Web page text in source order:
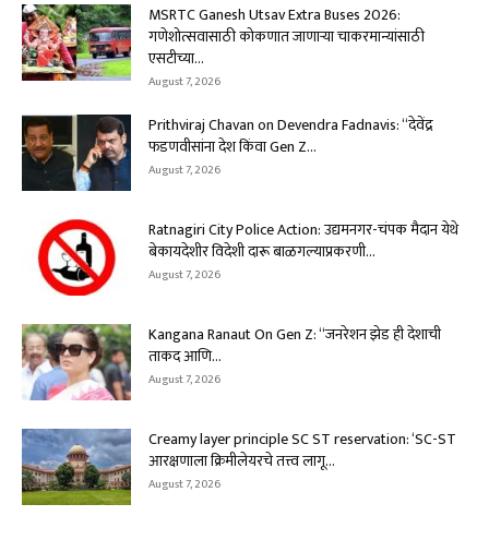
MSRTC Ganesh Utsav Extra Buses 2026:
गणेशोत्सवासाठी कोकणात जाणाऱ्या चाकरमान्यांसाठी
एसटीच्या...
August 7, 2026
Prithviraj Chavan on Devendra Fadnavis: “देवेंद्र
फडणवीसांना देश किंवा Gen Z...
August 7, 2026
Ratnagiri City Police Action: उद्यमनगर-चंपक मैदान येथे
बेकायदेशीर विदेशी दारू बाळगल्याप्रकरणी...
August 7, 2026
Kangana Ranaut On Gen Z: “जनरेशन झेड ही देशाची
ताकद आणि...
August 7, 2026
Creamy layer principle SC ST reservation: ‘SC-ST
आरक्षणाला क्रिमीलेयरचे तत्त्व लागू...
August 7, 2026